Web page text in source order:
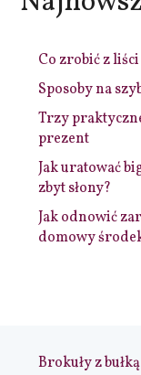
Co zrobić z
Sposoby na
Trzy
prezent
Jak uratować
zbyt słony?
Jak odnowić
domowy
Brokuły z